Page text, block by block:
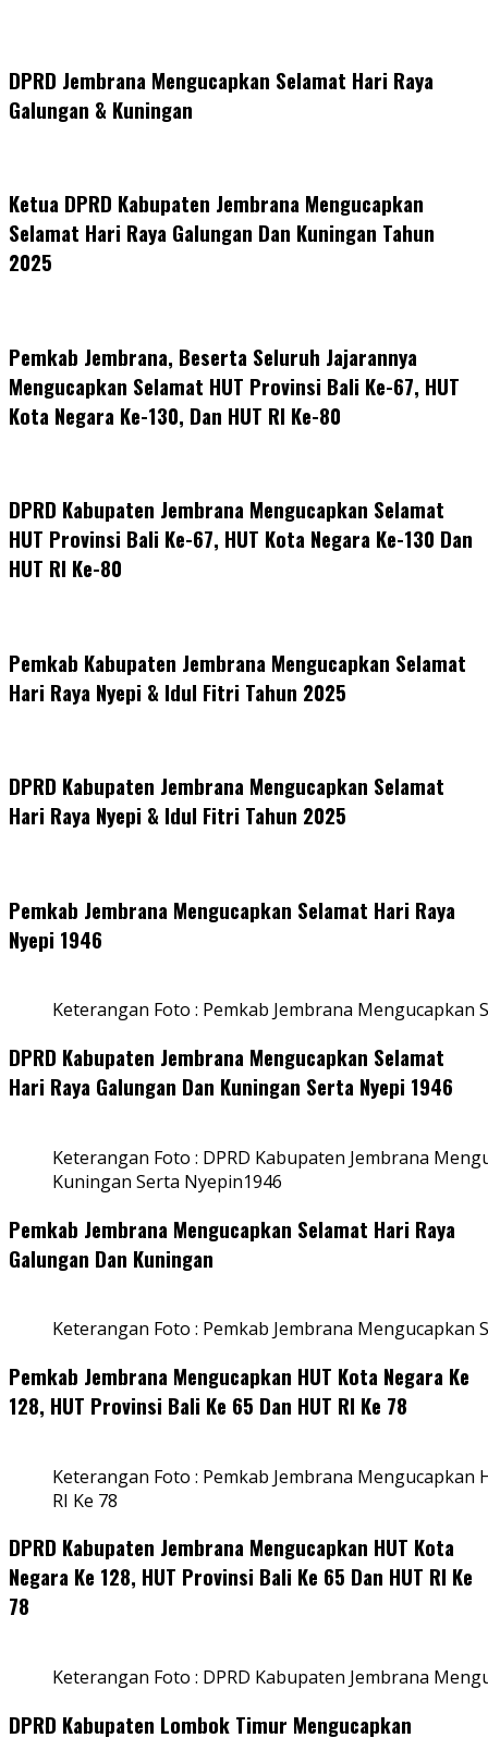
DPRD Jembrana Mengucapkan Selamat Hari Raya
Galungan & Kuningan
Ketua DPRD Kabupaten Jembrana Mengucapkan
Selamat Hari Raya Galungan Dan Kuningan Tahun
2025
Pemkab Jembrana, Beserta Seluruh Jajarannya
Mengucapkan Selamat HUT Provinsi Bali Ke-67, HUT
Kota Negara Ke-130, Dan HUT RI Ke-80
DPRD Kabupaten Jembrana Mengucapkan Selamat
HUT Provinsi Bali Ke-67, HUT Kota Negara Ke-130 Dan
HUT RI Ke-80
Pemkab Kabupaten Jembrana Mengucapkan Selamat
Hari Raya Nyepi & Idul Fitri Tahun 2025
DPRD Kabupaten Jembrana Mengucapkan Selamat
Hari Raya Nyepi & Idul Fitri Tahun 2025
Pemkab Jembrana Mengucapkan Selamat Hari Raya
Nyepi 1946
Keterangan Foto : Pemkab Jembrana Mengucapkan
DPRD Kabupaten Jembrana Mengucapkan Selamat
Hari Raya Galungan Dan Kuningan Serta Nyepi 1946
Keterangan Foto : DPRD Kabupaten Jembrana
Kuningan Serta Nyepin1946
Pemkab Jembrana Mengucapkan Selamat Hari Raya
Galungan Dan Kuningan
Keterangan Foto : Pemkab Jembrana Mengucapkan
Pemkab Jembrana Mengucapkan HUT Kota Negara Ke
128, HUT Provinsi Bali Ke 65 Dan HUT RI Ke 78
Keterangan Foto : Pemkab Jembrana Mengucapkan
RI Ke 78
DPRD Kabupaten Jembrana Mengucapkan HUT Kota
Negara Ke 128, HUT Provinsi Bali Ke 65 Dan HUT RI Ke
78
Keterangan Foto : DPRD Kabupaten Jembrana
DPRD Kabupaten Lombok Timur Mengucapkan